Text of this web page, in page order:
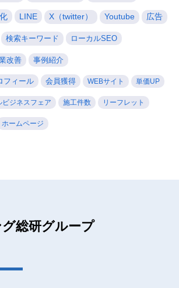
LINE X（twitter） Youtube 広告
検索キーワード ローカルSEO
改善 事例紹介
フィール 会員獲得 WEBサイト 単価UP
ビジネスフェア 施工件数 リーフレット
ホームページ
総研グループ